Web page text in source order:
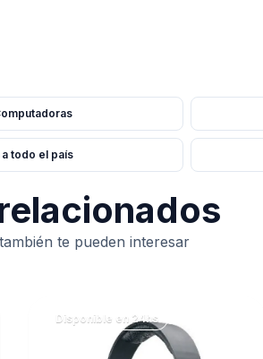
a todo el país
te pueden interesar
Disponible en 24hs